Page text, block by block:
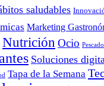
saludables
Marketing
Nutrición Ocio
Soluciones
Tapa de la Semana